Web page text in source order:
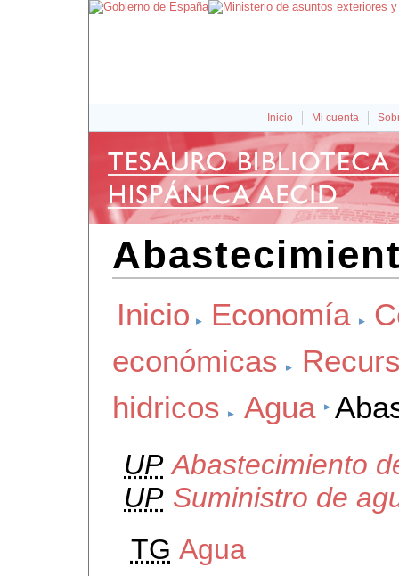
Inicio Mi cuenta
Inicio Economía
económicas
hidricos
Agua
UP Abastecimiento
UP Suministro de
TG Agua